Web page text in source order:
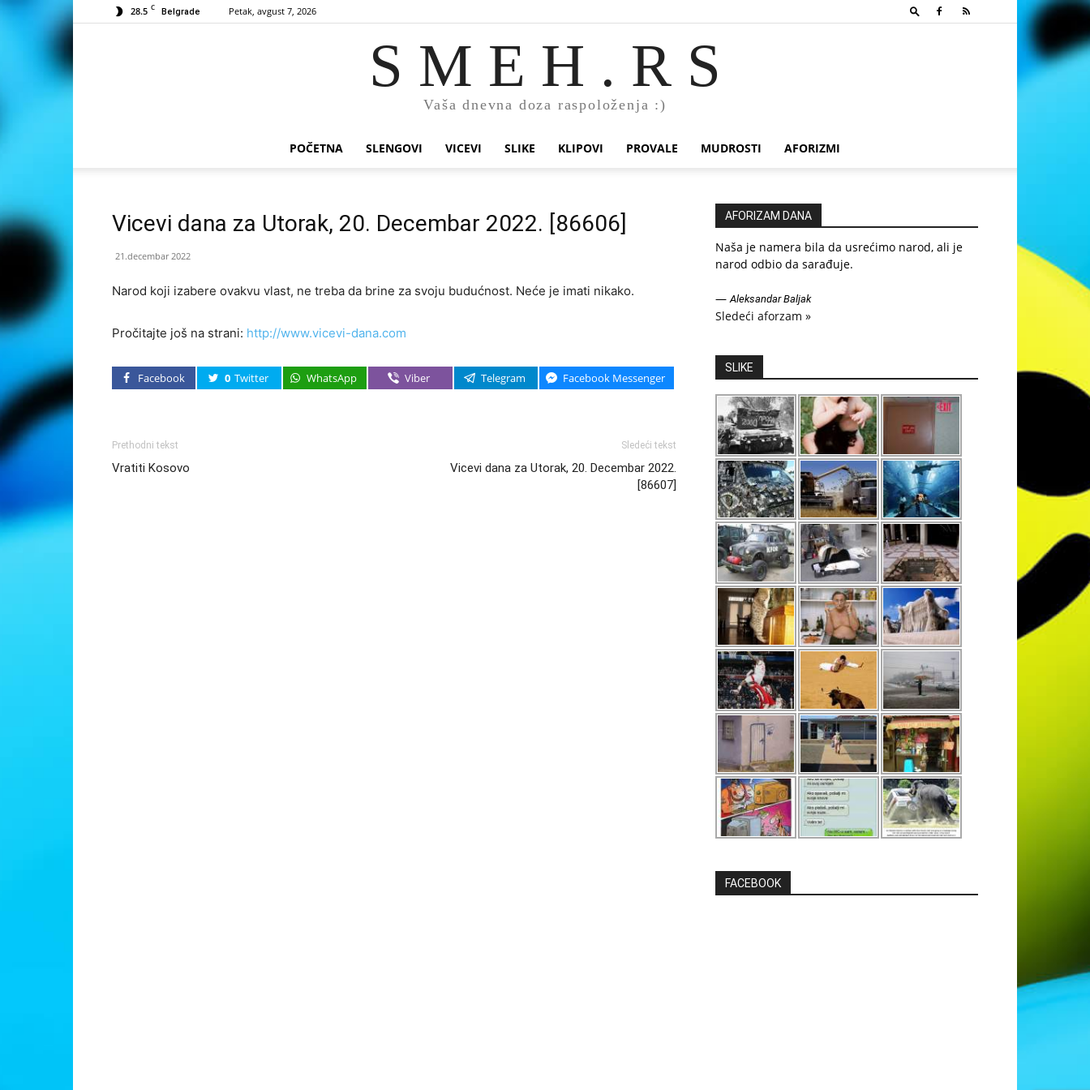
28.5 C Belgrade Petak, avgust 7, 2026
S M E H . R S
Vaša dnevna doza raspoloženja :)
POČETNA SLENGOVI VICEVI SLIKE KLIPOVI PROVALE MUDROSTI AFORIZMI
Vicevi dana za Utorak, 20. Decembar 2022. [86606]
21.decembar 2022
Narod koji izabere ovakvu vlast, ne treba da brine za svoju budućnost. Neće je imati nikako.
Pročitajte još na strani: http://www.vicevi-dana.com
Facebook 0 Twitter WhatsApp Viber Telegram Facebook Messenger
Prethodni tekst
Vratiti Kosovo
Sledeći tekst
Vicevi dana za Utorak, 20. Decembar 2022.
[86607]
AFORIZAM DANA
Naša je namera bila da usrećimo narod, ali je
narod odbio da sarađuje.
—Aleksandar Baljak
Sledeći aforzam »
SLIKE
FACEBOOK